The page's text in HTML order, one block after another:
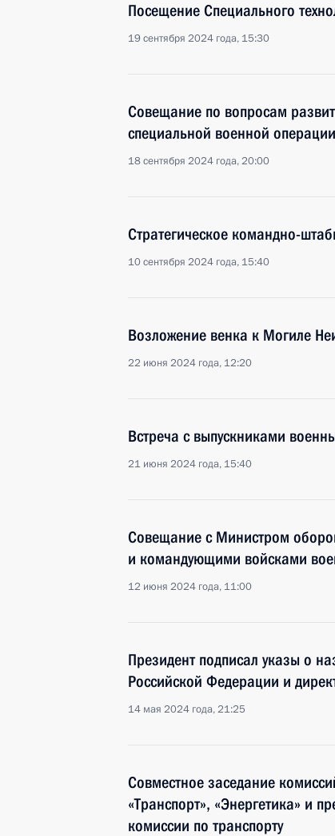
Посещение Специального
19 сентября 2024 года, 15:30
Совещание по вопросам
специальной военной операции
18 сентября 2024 года, 20:00
Стратегическое командно-
10 сентября 2024 года, 15:40
Возложение венка к Могиле
22 июня 2024 года, 12:20
Встреча с выпускниками
21 июня 2024 года, 15:40
Совещание с Министром
и командующими войсками
12 июня 2024 года, 11:00
Президент подписал указы о
Российской Федерации и
14 мая 2024 года, 21:25
Совместное заседание
«Транспорт», «Энергетика» и
комиссии по транспорту